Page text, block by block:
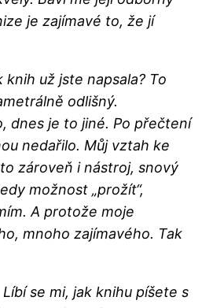
je zajímavé to, že jí
už jste napsala? To
odlišný.
dnes je to jiné. Po přečtení
nedařilo. Můj vztah ke
zároveň i nástroj, snový
možnost „prožít“,
A protože moje
mnoho zajímavého. Tak
se mi, jak knihu píšete s